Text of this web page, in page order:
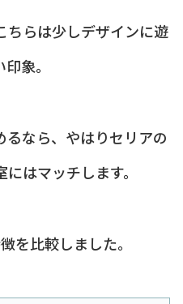
ちらは少しデザインに遊
象。
なら、やはりセリアの
はマッチします。
を比較しました。